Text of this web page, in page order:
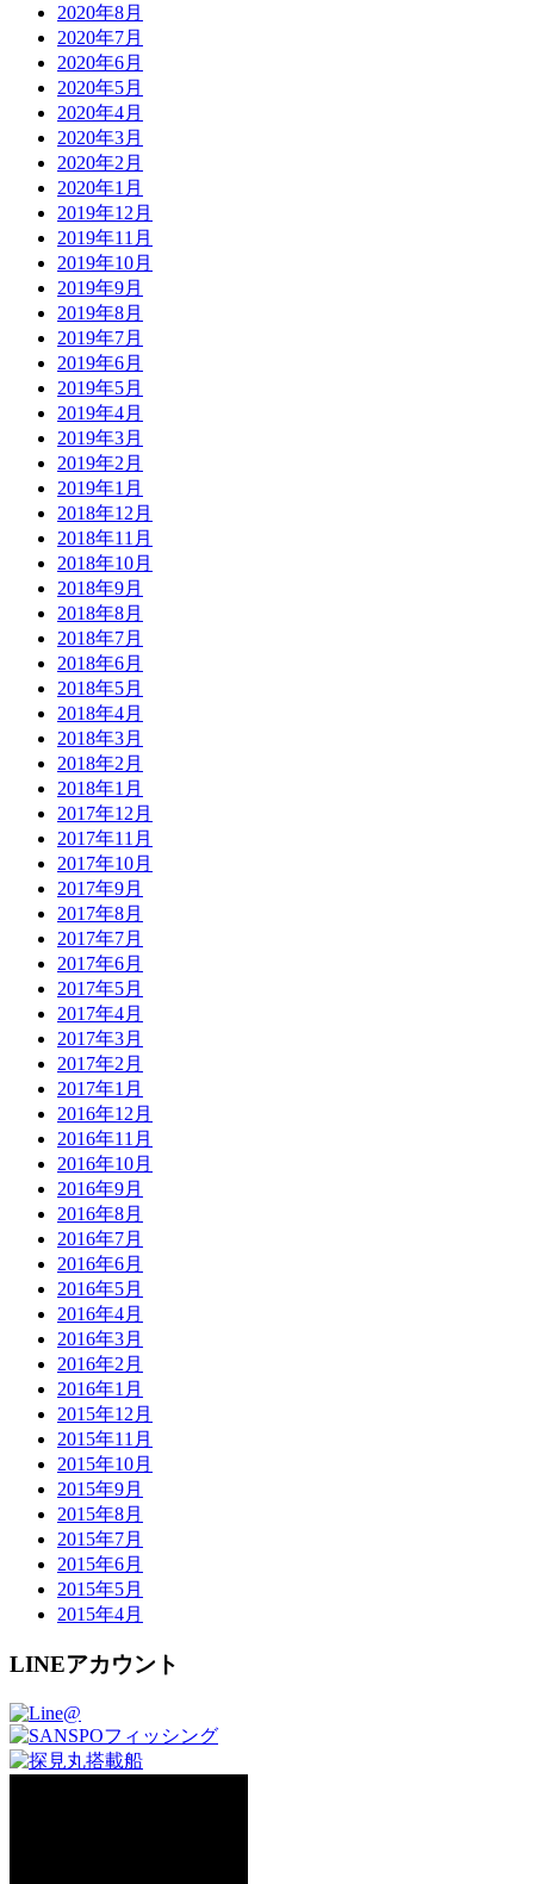
2020年8月
2020年7月
2020年6月
2020年5月
2020年4月
2020年3月
2020年2月
2020年1月
2019年12月
2019年11月
2019年10月
2019年9月
2019年8月
2019年7月
2019年6月
2019年5月
2019年4月
2019年3月
2019年2月
2019年1月
2018年12月
2018年11月
2018年10月
2018年9月
2018年8月
2018年7月
2018年6月
2018年5月
2018年4月
2018年3月
2018年2月
2018年1月
2017年12月
2017年11月
2017年10月
2017年9月
2017年8月
2017年7月
2017年6月
2017年5月
2017年4月
2017年3月
2017年2月
2017年1月
2016年12月
2016年11月
2016年10月
2016年9月
2016年8月
2016年7月
2016年6月
2016年5月
2016年4月
2016年3月
2016年2月
2016年1月
2015年12月
2015年11月
2015年10月
2015年9月
2015年8月
2015年7月
2015年6月
2015年5月
2015年4月
LINEアカウント